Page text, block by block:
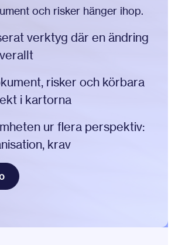
och risker hänger ihop.
verktyg där en ändring
risker och körbara
i kartorna
ur flera perspektiv:
krav